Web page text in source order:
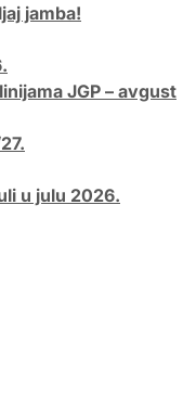
jamba!
JGP – avgust
u julu 2026.